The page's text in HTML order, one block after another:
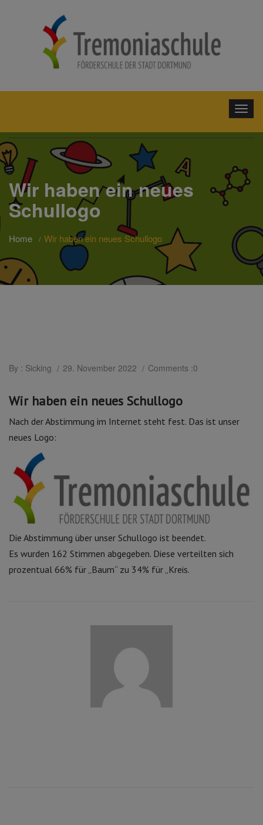
Wir haben ein neues
Schullogo
Home Wir haben ein neues Schullogo
By : Sicking 29. November 2022 Comments :0
Wir haben ein neues Schullogo
Nach der Abstimmung im Internet steht fest. Das ist unser
neues Logo:
Die Abstimmung über unser Schullogo ist beendet.
Es wurden 162 Stimmen abgegeben. Diese verteilten sich
prozentual 66% für „Baum“ zu 34% für „Kreis.